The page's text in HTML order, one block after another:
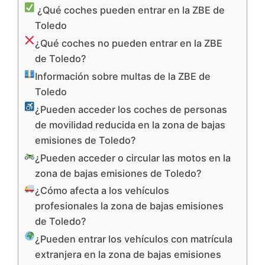
¿Qué coches pueden entrar en la ZBE de
Toledo
¿Qué coches no pueden entrar en la ZBE
de Toledo?
Información sobre multas de la ZBE de
Toledo
¿Pueden acceder los coches de personas
de movilidad reducida en la zona de bajas
emisiones de Toledo?
¿Pueden acceder o circular las motos en la
zona de bajas emisiones de Toledo?
¿Cómo afecta a los vehículos
profesionales la zona de bajas emisiones
de Toledo?
¿Pueden entrar los vehículos con matrícula
extranjera en la zona de bajas emisiones